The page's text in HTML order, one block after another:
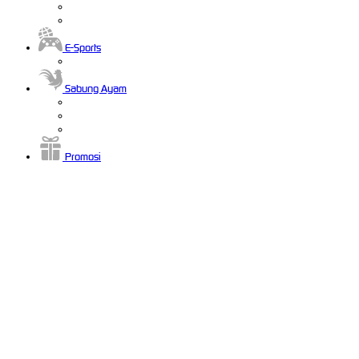
E-Sports
Sabung Ayam
Promosi